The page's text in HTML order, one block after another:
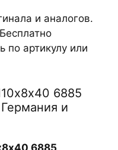
и аналогов.
по артикулу или
6885
и
6885